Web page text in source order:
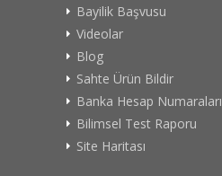
Bayilik Başvusu
Videolar
Blog
Sahte Ürün Bildir
Banka Hesap Numaraları
Bilimsel Test Raporu
Site Haritası